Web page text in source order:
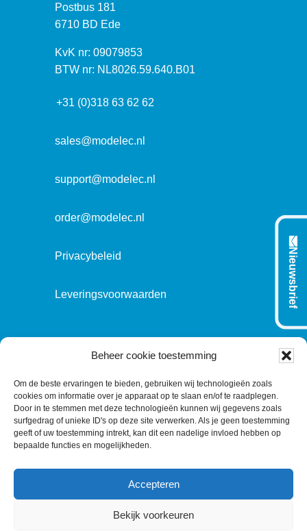
Beheer cookie toestemming
Om de beste ervaringen te bieden, gebruiken wij technologieën zoals
cookies om informatie over je apparaat op te slaan en/of te raadplegen.
Door in te stemmen met deze technologieën kunnen wij gegevens zoals
surfgedrag of unieke ID's op deze site verwerken. Als je geen toestemming
geeft of uw toestemming intrekt, kan dit een nadelige invloed hebben op
bepaalde functies en mogelijkheden.
Accepteren
Bekijk voorkeuren
o
e
k
a
P
o
t
a
s
Postbus 181
6710 BD Ede
I
n
o
m
KvK nr: 09079853
BTW nr: NL8026.59.640.B01
+31 (0)318 63 62 62
sales@modelec.nl
support@modelec.nl
order@modelec.nl
Privacybeleid
Leveringsvoorwaarden
VOLG ONS OP:
L
i
n
T
w
i
F
a
c
o
k
Y
o
u
b
C
o
n
Nieuwsbrief